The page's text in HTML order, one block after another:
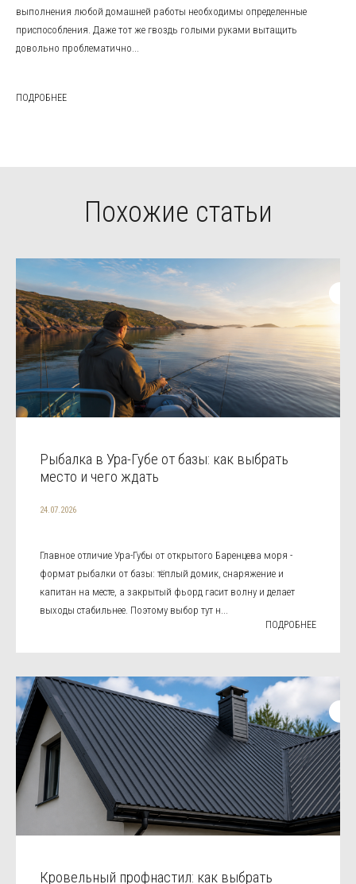
выполнения любой домашней работы необходимы определенные
приспособления. Даже тот же гвоздь голыми руками вытащить
довольно проблематично...
ПОДРОБНЕЕ
Похожие статьи
Рыбалка в Ура-Губе от базы: как выбрать
место и чего ждать
24.07.2026
Главное отличие Ура-Губы от открытого Баренцева моря -
формат рыбалки от базы: тёплый домик, снаряжение и
капитан на месте, а закрытый фьорд гасит волну и делает
выходы стабильнее. Поэтому выбор тут н...
ПОДРОБНЕЕ
Кровельный профнастил: как выбрать